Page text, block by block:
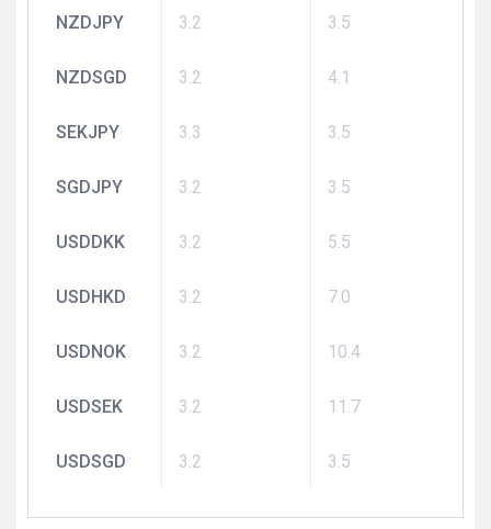
NZDJPY 3.2 3.5
NZDSGD 3.2 4.1
SEKJPY 3.3 3.5
SGDJPY 3.2 3.5
USDDKK 3.2 5.5
USDHKD 3.2 7.0
USDNOK 3.2 10.4
USDSEK 3.2 11.7
USDSGD 3.2 3.5